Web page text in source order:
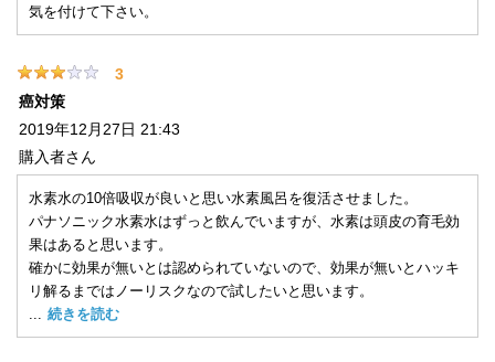
気を付けて下さい。
3
癌対策
2019年12月27日 21:43
購入者さん
水素水の10倍吸収が良いと思い水素風呂を復活させました。
パナソニック水素水はずっと飲んでいますが、水素は頭皮の育毛効
果はあると思います。
確かに効果が無いとは認められていないので、効果が無いとハッキ
リ解るまではノーリスクなので試したいと思います。
祖母の癌再発した時にラブリエの水素吸入機を相談して貴社で買わ
なかった理由は僕が怒っていたからです。
続きを読む